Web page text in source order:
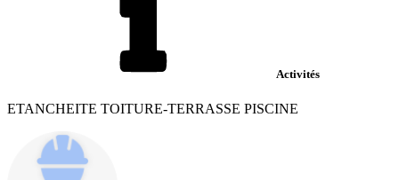
Activités
ETANCHEITE TOITURE-TERRASSE PISCINE